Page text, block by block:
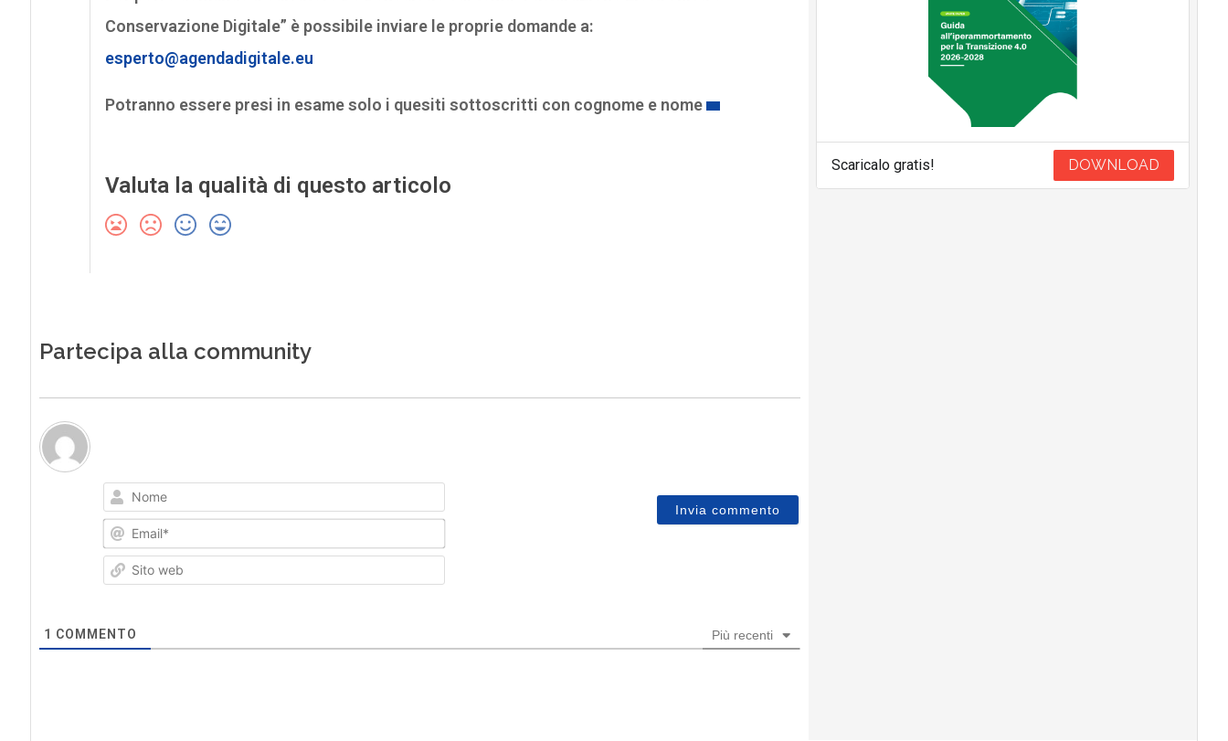
Conservazione Digitale” è possibile inviare le proprie domande a:
esperto@agendadigitale.eu
Potranno essere presi in esame solo i quesiti sottoscritti con cognome e nome
Valuta la qualità di questo articolo
Partecipa alla community
Nome
Email*
Sito
1 COMMENTO Più recenti
Scaricalo gratis! DOWNLOAD